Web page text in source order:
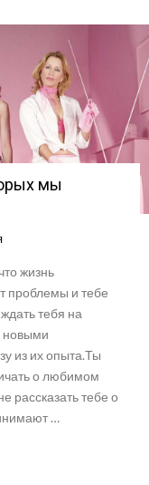
мы
жизнь
проблемы и тебе
тебя на
новыми
из их опыта.Ты
о любимом
рассказать тебе о
…